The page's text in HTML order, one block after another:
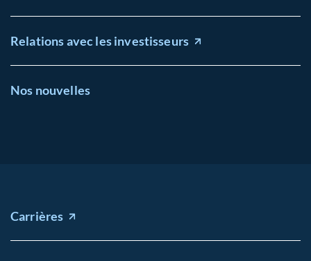
Relations avec les investisseurs
Nos nouvelles
Carrières